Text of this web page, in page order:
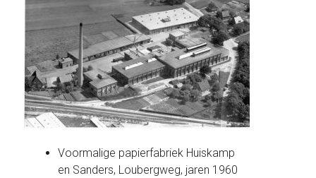
Voormalige papierfabriek Huiskamp
en Sanders, Loubergweg, jaren 1960